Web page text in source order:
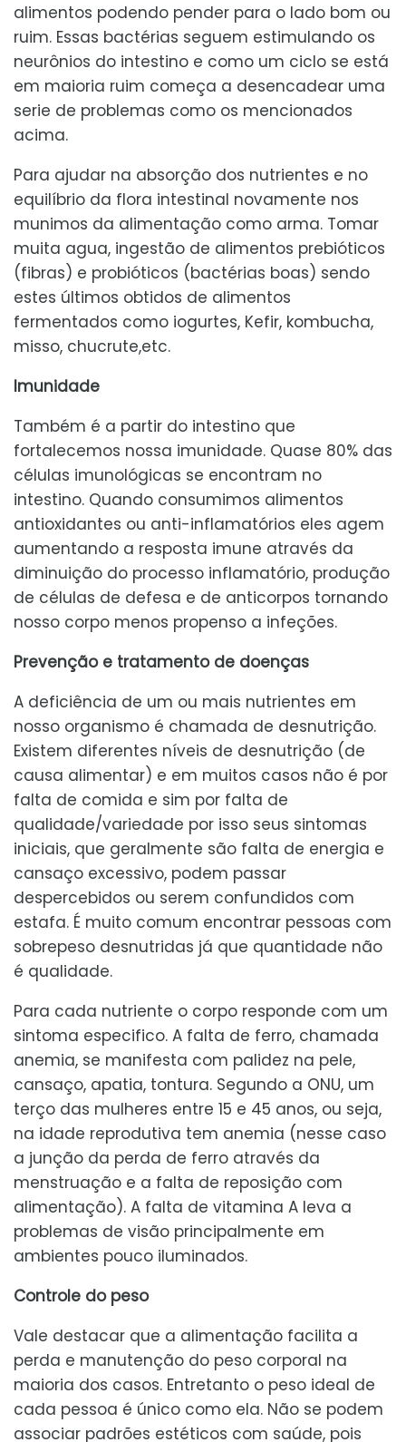
alimentos podendo pender para o lado bom ou
ruim. Essas bactérias seguem estimulando os
neurônios do intestino e como um ciclo se está
em maioria ruim começa a desencadear uma
serie de problemas como os mencionados
acima.
Para ajudar na absorção dos nutrientes e no
equilíbrio da flora intestinal novamente nos
munimos da alimentação como arma. Tomar
muita agua, ingestão de alimentos prebióticos
(fibras) e probióticos (bactérias boas) sendo
estes últimos obtidos de alimentos
fermentados como iogurtes, Kefir, kombucha,
misso, chucrute,etc.
Imunidade
Também é a partir do intestino que
fortalecemos nossa imunidade. Quase 80% das
células imunológicas se encontram no
intestino. Quando consumimos alimentos
antioxidantes ou anti-inflamatórios eles agem
aumentando a resposta imune através da
diminuição do processo inflamatório, produção
de células de defesa e de anticorpos tornando
nosso corpo menos propenso a infeções.
Prevenção e tratamento de doenças
A deficiência de um ou mais nutrientes em
nosso organismo é chamada de desnutrição.
Existem diferentes níveis de desnutrição (de
causa alimentar) e em muitos casos não é por
falta de comida e sim por falta de
qualidade/variedade por isso seus sintomas
iniciais, que geralmente são falta de energia e
cansaço excessivo, podem passar
despercebidos ou serem confundidos com
estafa. É muito comum encontrar pessoas com
sobrepeso desnutridas já que quantidade não
é qualidade.
Para cada nutriente o corpo responde com um
sintoma especifico. A falta de ferro, chamada
anemia, se manifesta com palidez na pele,
cansaço, apatia, tontura. Segundo a ONU, um
terço das mulheres entre 15 e 45 anos, ou seja,
na idade reprodutiva tem anemia (nesse caso
a junção da perda de ferro através da
menstruação e a falta de reposição com
alimentação). A falta de vitamina A leva a
problemas de visão principalmente em
ambientes pouco iluminados.
Controle do peso
Vale destacar que a alimentação facilita a
perda e manutenção do peso corporal na
maioria dos casos. Entretanto o peso ideal de
cada pessoa é único como ela. Não se podem
associar padrões estéticos com saúde, pois